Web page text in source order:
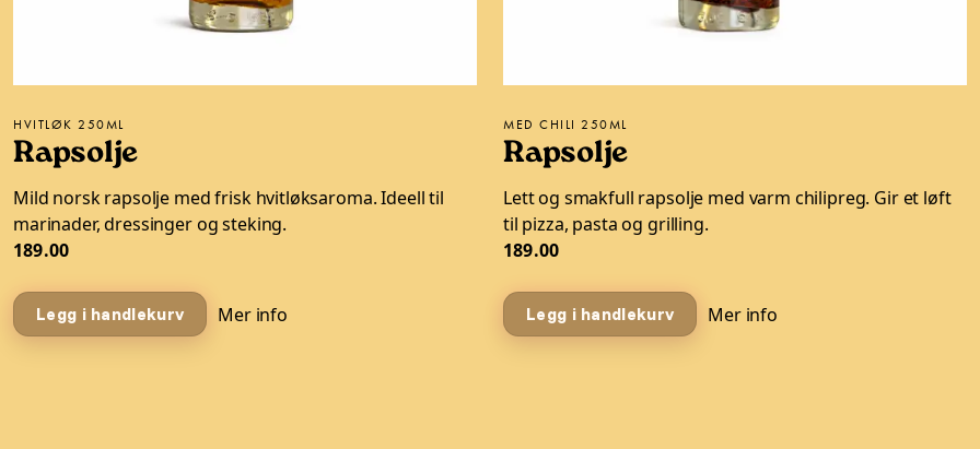
HVITLØK 250ML
Rapsolje
Mild norsk rapsolje med frisk hvitløksaroma. Ideell til
marinader, dressinger og steking.
189.00
Legg i handlekurv Mer info
MED CHILI 250ML
Rapsolje
Lett og smakfull rapsolje med varm chilipreg. Gir et løft
til pizza, pasta og grilling.
189.00
Legg i handlekurv Mer info